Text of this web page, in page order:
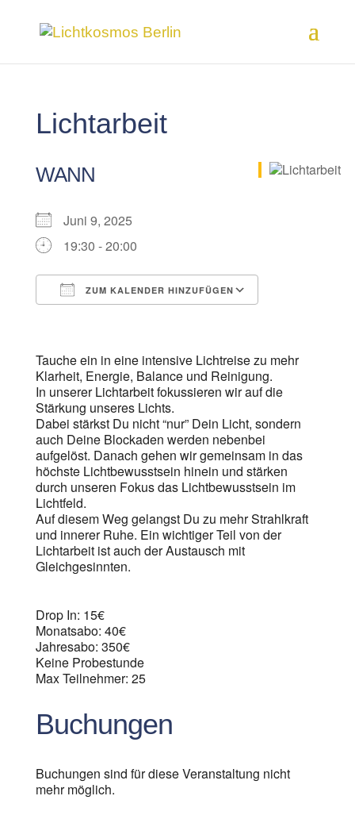
Lichtarbeit
WANN
Juni 9, 2025
19:30 - 20:00
ZUM KALENDER HINZUFÜGEN
Tauche ein in eine intensive Lichtreise zu mehr
Klarheit, Energie, Balance und Reinigung.
In unserer Lichtarbeit fokussieren wir auf die
Stärkung unseres Lichts.
Dabei stärkst Du nicht “nur” Dein Licht, sondern
auch Deine Blockaden werden nebenbei
aufgelöst. Danach gehen wir gemeinsam in das
höchste Lichtbewusstsein hinein und stärken
durch unseren Fokus das Lichtbewusstsein im
Lichtfeld.
Auf diesem Weg gelangst Du zu mehr Strahlkraft
und innerer Ruhe. Ein wichtiger Teil von der
Lichtarbeit ist auch der Austausch mit
Gleichgesinnten.
Drop In: 15€
Monatsabo: 40€
Jahresabo: 350€
Keine Probestunde
Max Teilnehmer: 25
Buchungen
Buchungen sind für diese Veranstaltung nicht
mehr möglich.